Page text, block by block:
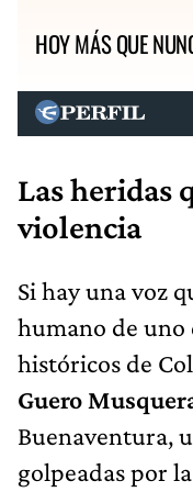
HOY MÁS QUE
Las heridas
violencia
Si hay una voz
humano de uno
históricos de
Guero
Buenaventura,
golpeadas por